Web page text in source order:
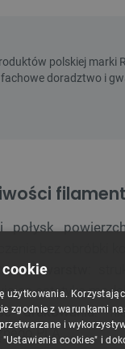
połysk
warstw
estetykę
drukowania:
PLA
użytkowania.
zgodnie z warunkami
i
cookies" i